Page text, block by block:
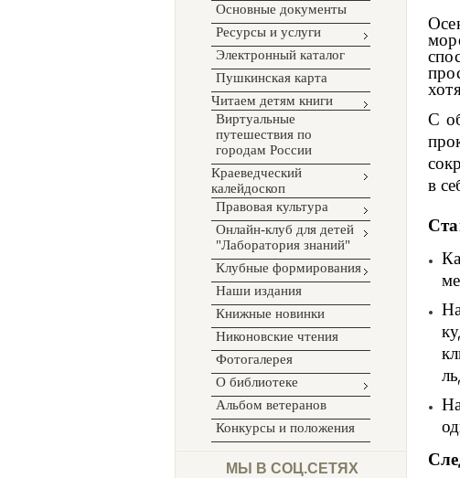
Основные документы
Ресурсы и услуги
Электронный каталог
Пушкинская карта
Читаем детям книги
Виртуальные
путешествия по
городам России
Краеведческий
калейдоскоп
Правовая культура
Онлайн-клуб для детей
"Лаборатория знаний"
Клубные формирования
Наши издания
Книжные новинки
Никоновские чтения
Фотогалерея
О библиотеке
Альбом ветеранов
Конкурсы и положения
МЫ В СОЦ.СЕТЯХ
С
в